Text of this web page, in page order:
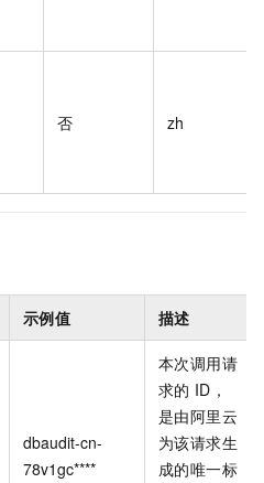
否 zh
示例值 描述
dbaudit-cn-
78v1gc****
本次调用请
求的 ID，
是由阿里云
为该请求生
成的唯一标